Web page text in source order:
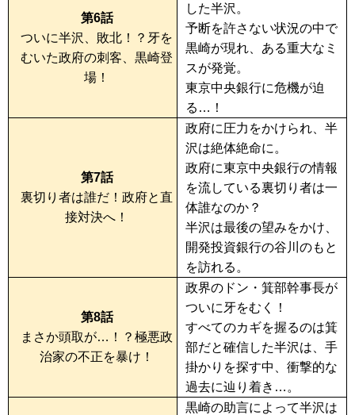
第6話
ついに半沢、敗北！？牙を
むいた政府の刺客、黒崎登
場！
した半沢。
予断を許さない状況の中で
黒崎が現れ、ある重大なミ
スが発覚。
東京中央銀行に危機が迫
る…！
第7話
裏切り者は誰だ！政府と直
接対決へ！
政府に圧力をかけられ、半
沢は絶体絶命に。
政府に東京中央銀行の情報
を流している裏切り者は一
体誰なのか？
半沢は最後の望みをかけ、
開発投資銀行の谷川のもと
を訪れる。
第8話
まさか頭取が…！？極悪政
治家の不正を暴け！
政界のドン・箕部幹事長が
ついに牙をむく！
すべてのカギを握るのは箕
部だと確信した半沢は、手
掛かりを探す中、衝撃的な
過去に辿り着き…。
黒崎の助言によって半沢は